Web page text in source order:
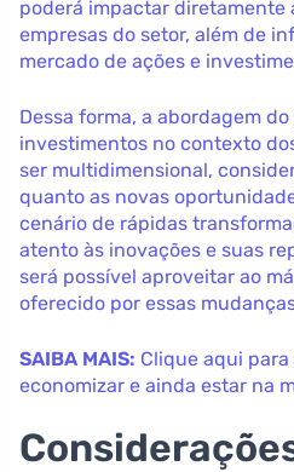
poderá impactar diretamente
empresas do setor, além de
mercado de ações e
Dessa forma, a abordagem
investimentos no contexto
ser multidimensional,
quanto as novas
cenário de rápidas
atento às inovações e suas
será possível aproveitar ao
oferecido por essas
SAIBA MAIS: Clique aqui
economizar e ainda estar na